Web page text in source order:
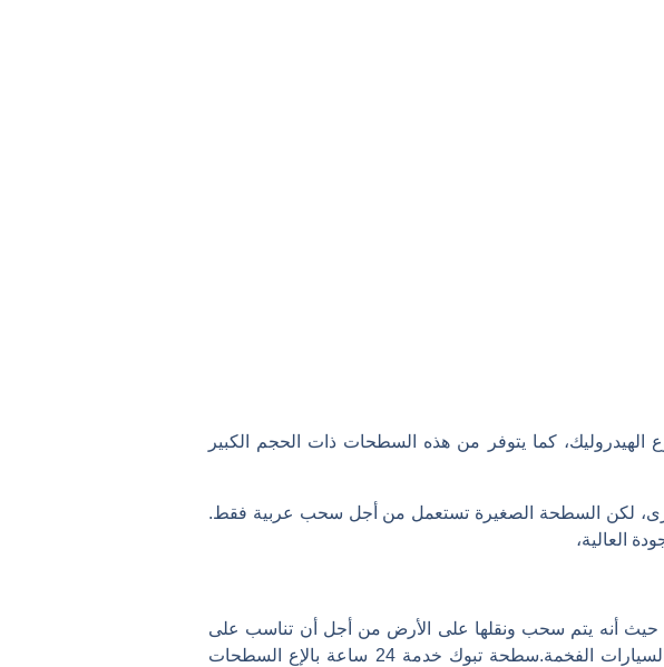
كما يتوفر من هذه السطحات ذات الحجم الكبير
لكن السطحة الصغيرة تستعمل من أجل سحب عربية فقط.
حيث أنه يتم سحب ونقلها على الأرض من أجل أن تناسب على
سبيل المثال العربيات التي تستخدم في مجال السياحة والرياضة، بالإضافة أيضا إلى السيارات الفخمة.سطحة تبوك خدمة 24 ساعة بالإع السطحات